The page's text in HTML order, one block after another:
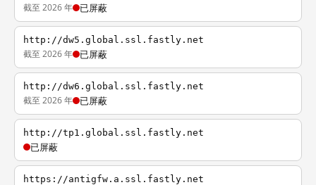
截至 2026 年 已屏蔽
http://dw5.global.ssl.fastly.net
截至 2026 年 已屏蔽
http://dw6.global.ssl.fastly.net
截至 2026 年 已屏蔽
http://tp1.global.ssl.fastly.net
已屏蔽
https://antigfw.a.ssl.fastly.net